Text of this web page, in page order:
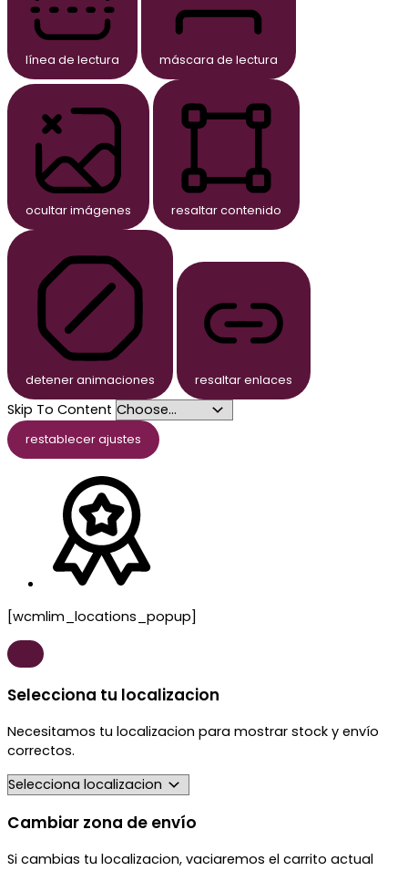
línea de lectura máscara de lectura
ocultar imágenes resaltar contenido
detener animaciones resaltar enlaces
Skip To Content
restablecer ajustes
[wcmlim_locations_popup]
Selecciona tu localizacion
Necesitamos tu localizacion para mostrar stock y envío
correctos.
Cambiar zona de envío
Si cambias tu localizacion, vaciaremos el carrito actual